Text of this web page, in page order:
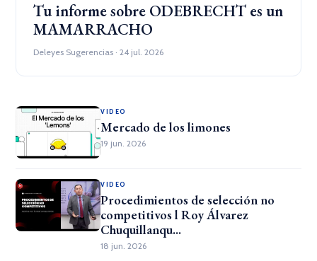
Tu informe sobre ODEBRECHT es un
MAMARRACHO
Deleyes Sugerencias · 24 jul. 2026
VIDEO
Mercado de los limones
19 jun. 2026
VIDEO
Procedimientos de selección no
competitivos l Roy Álvarez
Chuquillanqu...
18 jun. 2026